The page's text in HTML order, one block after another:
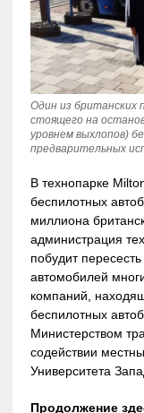
Один из британских
стоящего на
уровнем выхлопов)
предварительных
В технопарке
беспилотных
миллиона
администрация
побудит
автомобилей
компаний,
беспилотных
Министерством
содействии
Университета
Продолжение